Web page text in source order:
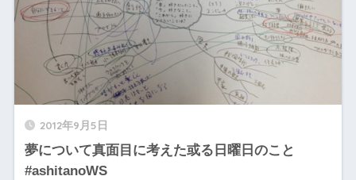
2012年9月5日
夢について真面目に考えた或る日曜日のこと
#ashitanoWS